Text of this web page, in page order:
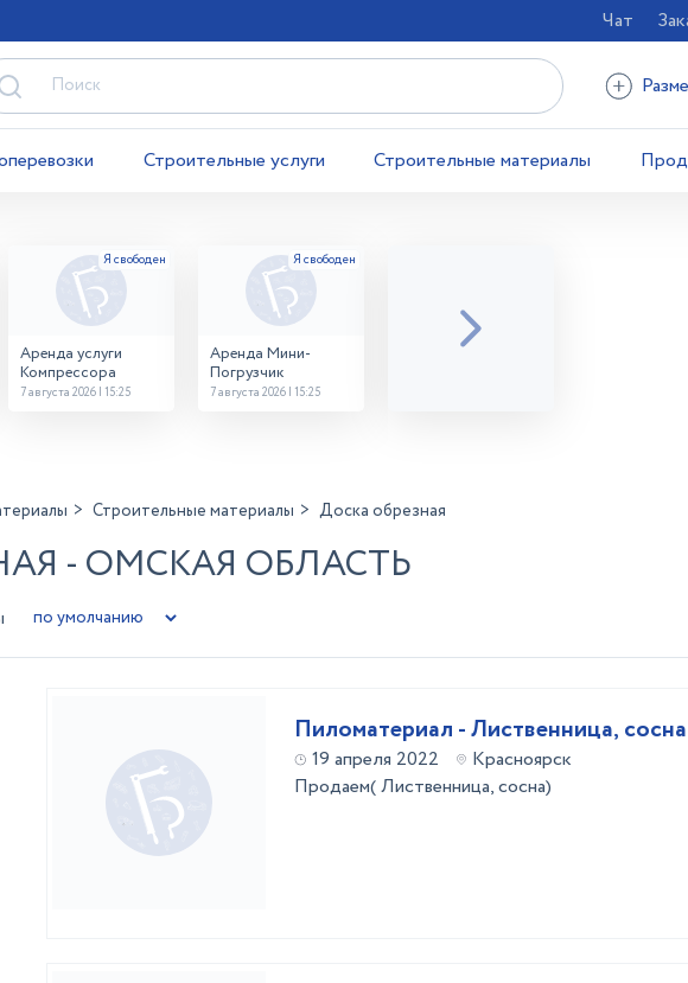
Чат
Строительные услуги Строительные материалы
Аренда услуги
Компрессора
7 августа 2026 | 15:25
Аренда Мини-
Погрузчик
7 августа 2026 | 15:25
Строительные материалы Доска обрезная
- ОМСКАЯ ОБЛАСТЬ
Пиломатериал - Лиственница, сосна
19 апреля 2022
Красноярск
Продаем( Лиственница, сосна)